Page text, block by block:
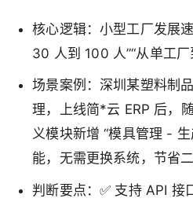
核心逻辑：小型工厂发展
30 人到 100 人”“从单工
场景案例：深圳某塑料制
理，上线简*云 ERP 后，
义模块新增 “模具管理 -
能，无需更换系统，节省
判断要点：✅ 支持 API 接